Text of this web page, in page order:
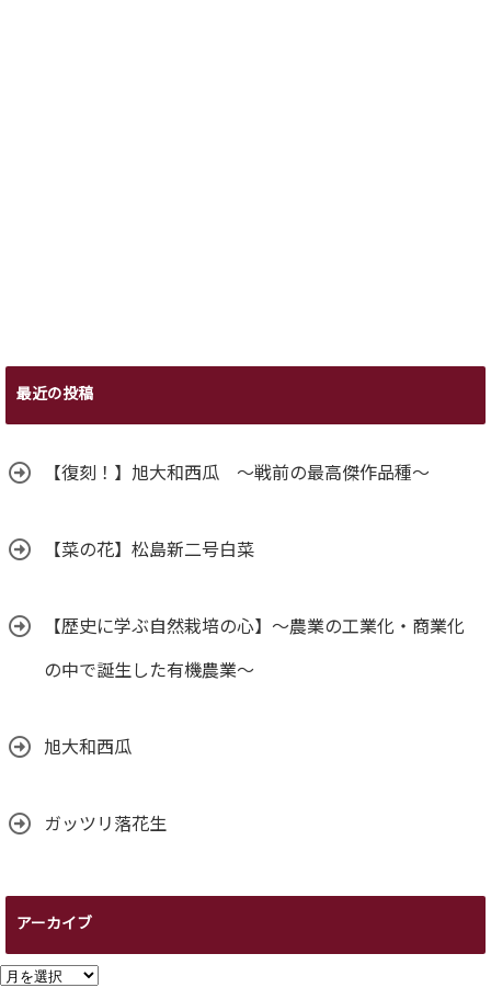
最近の投稿
【復刻！】旭大和西瓜 ～戦前の最高傑作品種～
【菜の花】松島新二号白菜
【歴史に学ぶ自然栽培の心】～農業の工業化・商業化
の中で誕生した有機農業～
旭大和西瓜
ガッツリ落花生
アーカイブ
ア